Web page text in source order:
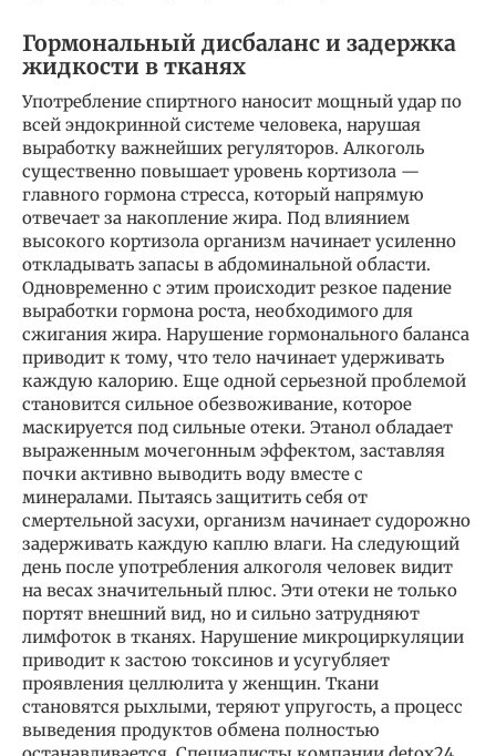
Гормональный дисбаланс и задержка
жидкости в тканях
Употребление спиртного наносит мощный удар по
всей эндокринной системе человека, нарушая
выработку важнейших регуляторов. Алкоголь
существенно повышает уровень кортизола —
главного гормона стресса, который напрямую
отвечает за накопление жира. Под влиянием
высокого кортизола организм начинает усиленно
откладывать запасы в абдоминальной области.
Одновременно с этим происходит резкое падение
выработки гормона роста, необходимого для
сжигания жира. Нарушение гормонального баланса
приводит к тому, что тело начинает удерживать
каждую калорию. Еще одной серьезной проблемой
становится сильное обезвоживание, которое
маскируется под сильные отеки. Этанол обладает
выраженным мочегонным эффектом, заставляя
почки активно выводить воду вместе с
минералами. Пытаясь защитить себя от
смертельной засухи, организм начинает судорожно
задерживать каждую каплю влаги. На следующий
день после употребления алкоголя человек видит
на весах значительный плюс. Эти отеки не только
портят внешний вид, но и сильно затрудняют
лимфоток в тканях. Нарушение микроциркуляции
приводит к застою токсинов и усугубляет
проявления целлюлита у женщин. Ткани
становятся рыхлыми, теряют упругость, а процесс
выведения продуктов обмена полностью